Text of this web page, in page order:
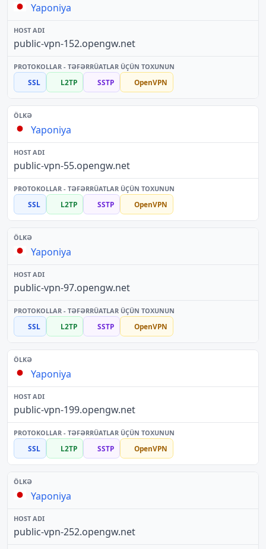
Yaponiya
public-vpn-152.opengw.net
SSL L2TP SSTP OpenVPN
Yaponiya
public-vpn-55.opengw.net
SSL L2TP SSTP OpenVPN
Yaponiya
public-vpn-97.opengw.net
SSL L2TP SSTP OpenVPN
Yaponiya
public-vpn-199.opengw.net
SSL L2TP SSTP OpenVPN
Yaponiya
public-vpn-252.opengw.net